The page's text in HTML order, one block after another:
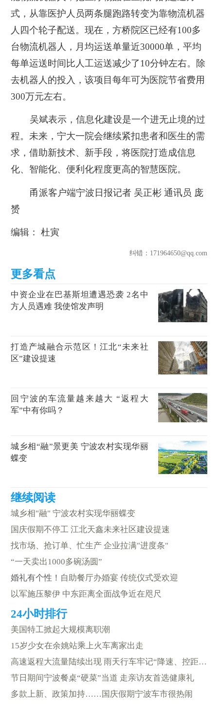
式，从靠医护人员两条腿跑路转变为靠物流机器
人四个轮子配送。现在，方桥院区已经有100多
台物流机器人，月均运送单量近30000单，平均
每单运送时间比人工运送减少了10分钟左右。除
去机器人的投入，该项目每年可为医院节省费用
300万元左右。
吴斌表示，信息化建设是一个进无止境的过
程。未来，宁大一院会继续紧扣患者和医生的需
求，借助新技术、新手段，将医院打造成信息
化、智能化、便利化程度更高的智慧医院。
甬派客户端宁波日报记者 吴正彬 通讯员 庞
赟
编辑： 杜寅
纠错：171964650@qq.com
中资企业在巴基斯坦遭遇恐袭 2名中
方人员遇难 我使馆发声明
打造产城融合示范区！江北“未来社
区”建设提速
回宁波的车流量越来越大 “返程大
军”中有你吗？
城乡相“融”景更美 宁波农村实现华丽
蝶变
城乡相"融" 宁波农村实现华丽蝶变
国庆假期不停工 江北天鑫未来社区建设提速
找市场、抢订单、忙生产 企业拉满"进度条"
“一天卖出1000多碗汤圆”
婚礼有个性！ 自助餐厅办婚宴 传统仪式受欢迎
以军施压黎伊 中东距离全面战争近在咫尺
美国特工掀起大规模离职潮
15岁少女在余姚站乘上火车离家出走
高速返程大流量陆续出现 雨天行车牢记“降速、控距、亮尾”
节日期间宁波餐桌“硬菜”当道 走亲访友首选健康礼
多款上新、政策加持……国庆假期宁波车市很热闹